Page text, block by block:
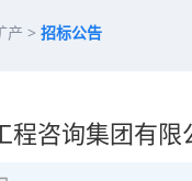
产 > 招标公告
程咨询集团有